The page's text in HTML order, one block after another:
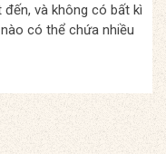
và không có bất kì
có thể chứa nhiều